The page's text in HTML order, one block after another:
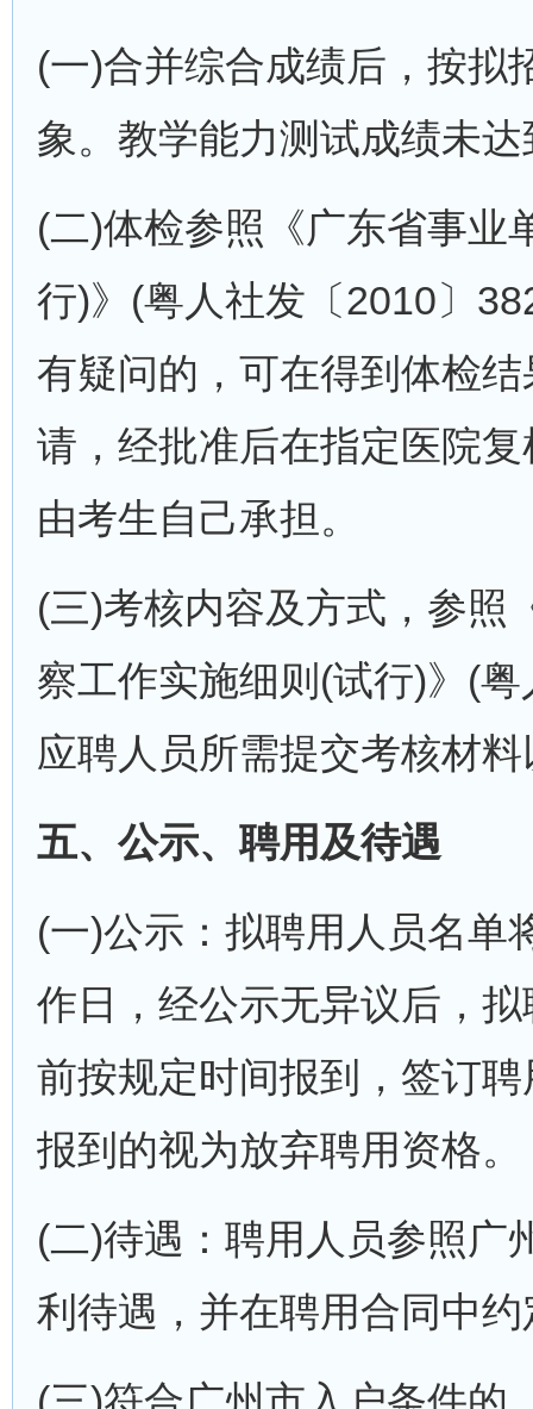
(一)合并综合成绩后，按拟
象。教学能力测试成绩未
(二)体检参照《广东省事业
行)》(粤人社发〔2010〕
有疑问的，可在得到体检
请，经批准后在指定医院
由考生自己承担。
(三)考核内容及方式，参照
察工作实施细则(试行)》(
应聘人员所需提交考核材
五、公示、聘用及待遇
(一)公示：拟聘用人员名单
作日，经公示无异议后，
前按规定时间报到，签订
报到的视为放弃聘用资格。
(二)待遇：聘用人员参照广
利待遇，并在聘用合同中约